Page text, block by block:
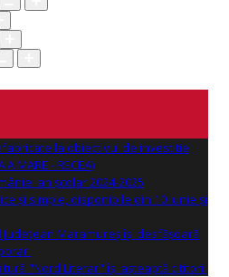
la obiectivul de investitie
MARE - RECEA)
an școlar 2024-2025
și simple, disponibile din 10 iunie și
Județean Maramureș își desfășoară
"Nord Literar" își așteaptă cititorii